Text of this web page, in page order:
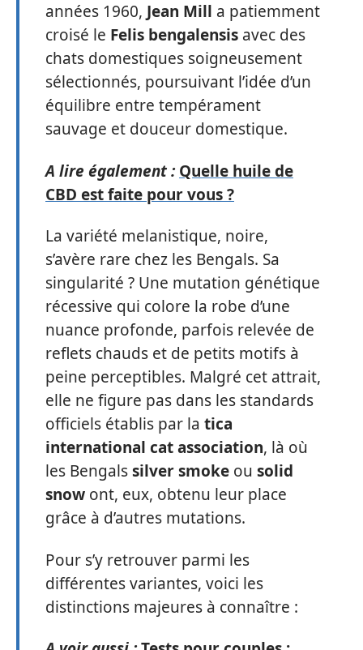
années 1960, Jean Mill a patiemment
croisé le Felis bengalensis avec des
chats domestiques soigneusement
sélectionnés, poursuivant l’idée d’un
équilibre entre tempérament
sauvage et douceur domestique.
A lire également : Quelle huile de
CBD est faite pour vous ?
La variété melanistique, noire,
s’avère rare chez les Bengals. Sa
singularité ? Une mutation génétique
récessive qui colore la robe d’une
nuance profonde, parfois relevée de
reflets chauds et de petits motifs à
peine perceptibles. Malgré cet attrait,
elle ne figure pas dans les standards
officiels établis par la tica
international cat association, là où
les Bengalssilver smoke ou solid
snow ont, eux, obtenu leur place
grâce à d’autres mutations.
Pour s’y retrouver parmi les
différentes variantes, voici les
distinctions majeures à connaître :